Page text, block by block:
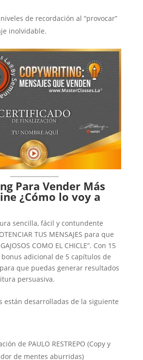
de recordación al “provocar”
inolvidable.
Para Vender Más
¿Cómo lo voy a
sencilla, fácil y contundente
TUS MENSAJES para que
COMO EL CHICLE”. Con 15
adicional de 5 capítulos de
para que puedas generar resultados
persuasiva.
están desarrolladas de la siguiente
de PAULO RESTREPO (Copy y
de mentes aburridas)